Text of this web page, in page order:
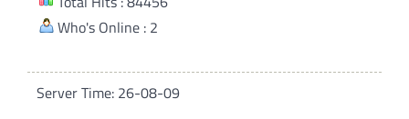
Who's Online : 2
Server Time: 26-08-09